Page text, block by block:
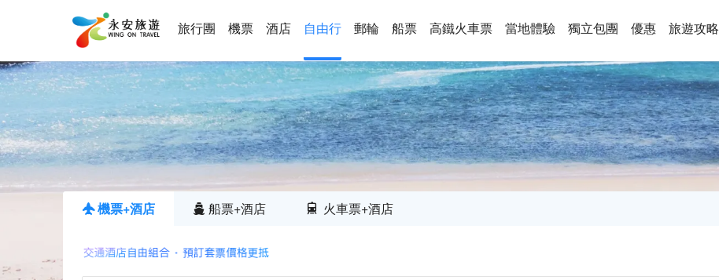
旅行團 機票 酒店 自由行 郵輪 船票 高鐵火車票 當地體驗 獨立包團 優惠 旅遊攻略
機票+酒店 船票+酒店 火車票+酒店